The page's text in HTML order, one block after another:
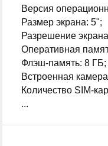
Версия
Размер экрана: 5";
Разрешение
Оперативная
Флэш-память: 8 ГБ;
Встроенная
Количество SIM-
...